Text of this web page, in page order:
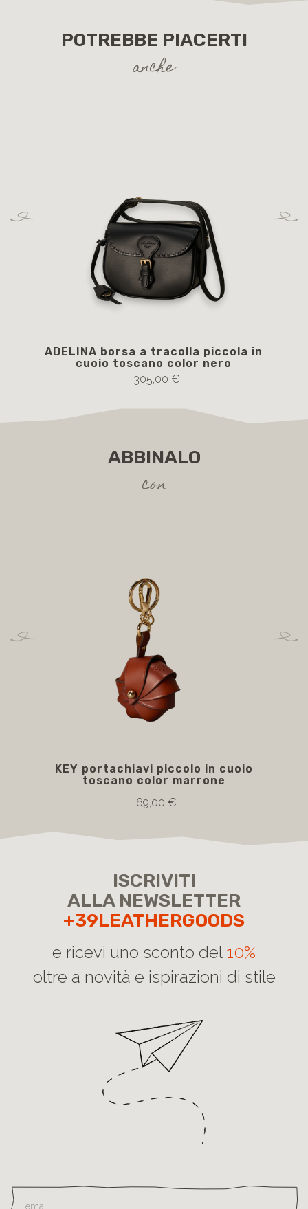
POTREBBE PIACERTI
anche
ADELINA borsa a tracolla piccola in
cuoio toscano color nero
305,00 €
ABBINALO
con
KEY portachiavi piccolo in cuoio
toscano color marrone
69,00 €
ISCRIVITI
ALLA NEWSLETTER
+39LEATHERGOODS
e ricevi uno sconto del 10%
oltre a novità e ispirazioni di stile